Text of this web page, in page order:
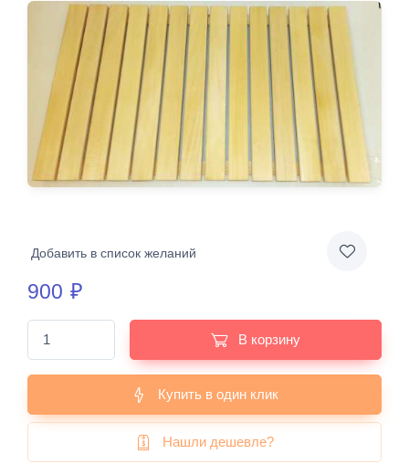
Добавить в список желаний
900 ₽
В корзину
Купить в один клик
Нашли дешевле?